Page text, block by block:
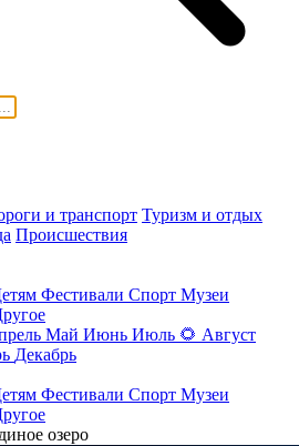
и транспорт Туризм и отдых
Происшествия
Фестивали Спорт Музеи
Май Июнь Июль 🌻 Август
Декабрь
Фестивали Спорт Музеи
озеро